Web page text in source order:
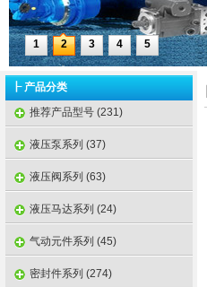
┠ 产品分类
推荐产品型号 (231)
液压泵系列 (37)
液压阀系列 (63)
液压马达系列 (24)
气动元件系列 (45)
密封件系列 (274)